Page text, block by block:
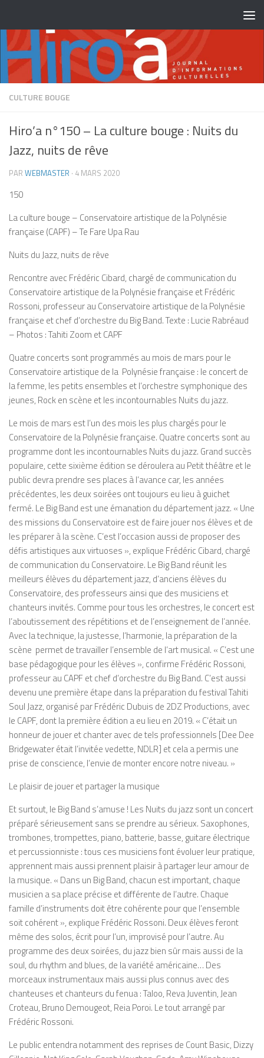
CULTURE BOUGE
Hiro’a n°150 – La culture bouge : Nuits du
Jazz, nuits de rêve
PAR WEBMASTER · 4 MARS 2020
150
La culture bouge – Conservatoire artistique de la Polynésie
française (CAPF) – Te Fare Upa Rau
Nuits du Jazz, nuits de rêve
Rencontre avec Frédéric Cibard, chargé de communication du
Conservatoire artistique de la Polynésie française et Frédéric
Rossoni, professeur au Conservatoire artistique de la Polynésie
française et chef d’orchestre du Big Band. Texte : Lucie Rabréaud
– Photos : Tahiti Zoom et CAPF
Quatre concerts sont programmés au mois de mars pour le
Conservatoire artistique de la Polynésie française : le concert de
la femme, les petits ensembles et l’orchestre symphonique des
jeunes, Rock en scène et les incontournables Nuits du jazz.
Le mois de mars est l’un des mois les plus chargés pour le
Conservatoire de la Polynésie française. Quatre concerts sont au
programme dont les incontournables Nuits du jazz. Grand succès
populaire, cette sixième édition se déroulera au Petit théâtre et le
public devra prendre ses places à l’avance car, les années
précédentes, les deux soirées ont toujours eu lieu à guichet
fermé. Le Big Band est une émanation du département jazz. « Une
des missions du Conservatoire est de faire jouer nos élèves et de
les préparer à la scène. C’est l’occasion aussi de proposer des
défis artistiques aux virtuoses », explique Frédéric Cibard, chargé
de communication du Conservatoire. Le Big Band réunit les
meilleurs élèves du département jazz, d’anciens élèves du
Conservatoire, des professeurs ainsi que des musiciens et
chanteurs invités. Comme pour tous les orchestres, le concert est
l’aboutissement des répétitions et de l’enseignement de l’année.
Avec la technique, la justesse, l’harmonie, la préparation de la
scène permet de travailler l’ensemble de l’art musical. « C’est une
base pédagogique pour les élèves », confirme Frédéric Rossoni,
professeur au CAPF et chef d’orchestre du Big Band. C’est aussi
devenu une première étape dans la préparation du festival Tahiti
Soul Jazz, organisé par Frédéric Dubuis de 2DZ Productions, avec
le CAPF, dont la première édition a eu lieu en 2019. « C’était un
honneur de jouer et chanter avec de tels professionnels [Dee Dee
Bridgewater était l’invitée vedette, NDLR] et cela a permis une
prise de conscience, l’envie de monter encore notre niveau. »
Le plaisir de jouer et partager la musique
Et surtout, le Big Band s’amuse ! Les Nuits du jazz sont un concert
préparé sérieusement sans se prendre au sérieux. Saxophones,
trombones, trompettes, piano, batterie, basse, guitare électrique
et percussionniste : tous ces musiciens font évoluer leur pratique,
apprennent mais aussi prennent plaisir à partager leur amour de
la musique. « Dans un Big Band, chacun est important, chaque
musicien a sa place précise et différente de l’autre. Chaque
famille d’instruments doit être cohérente pour que l’ensemble
soit cohérent », explique Frédéric Rossoni. Deux élèves feront
même des solos, écrit pour l’un, improvisé pour l’autre. Au
programme des deux soirées, du jazz bien sûr mais aussi de la
soul, du rhythm and blues, de la variété américaine… Des
morceaux instrumentaux mais aussi plus connus avec des
chanteuses et chanteurs dufenua: Taloo, Reva Juventin, Jean
Croteau, Bruno Demougeot, Reia Poroi. Le tout arrangé par
Frédéric Rossoni.
Le public entendra notamment des reprises de Count Basic, Dizzy